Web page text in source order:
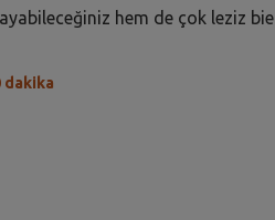
hem de çok leziz bie
dakika